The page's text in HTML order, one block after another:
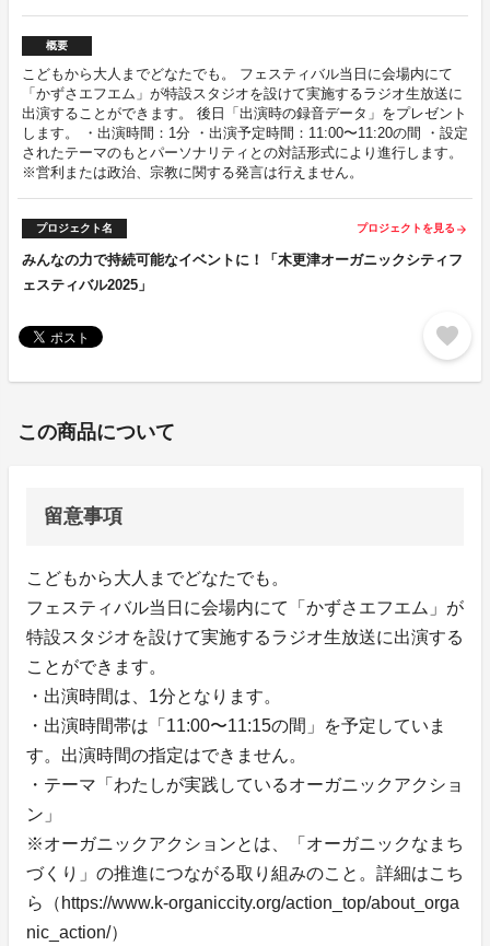
概要
こどもから大人までどなたでも。 フェスティバル当日に会場内にて
「かずさエフエム」が特設スタジオを設けて実施するラジオ生放送に
出演することができます。 後日「出演時の録音データ」をプレゼント
します。 ・出演時間：1分 ・出演予定時間：11:00〜11:20の間 ・設定
されたテーマのもとパーソナリティとの対話形式により進行します。
※営利または政治、宗教に関する発言は行えません。
プロジェクト名 プロジェクトを見る arrow_forward
みんなの力で持続可能なイベントに！「木更津オーガニックシティフ
ェスティバル2025」
favorite
この商品について
留意事項
こどもから大人までどなたでも。
フェスティバル当日に会場内にて「かずさエフエム」が
特設スタジオを設けて実施するラジオ生放送に出演する
ことができます。
・出演時間は、1分となります。
・出演時間帯は「11:00〜11:15の間」を予定していま
す。出演時間の指定はできません。
・テーマ「わたしが実践しているオーガニックアクショ
ン」
※オーガニックアクションとは、「オーガニックなまち
づくり」の推進につながる取り組みのこと。詳細はこち
ら（https://www.k-organiccity.org/action_top/about_orga
nic_action/）